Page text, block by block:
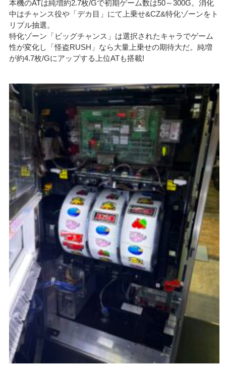
本機のATは純増約2.7枚/Gで初期ゲーム数は50～300G。消化
中はチャンス役や「デカ目」にて上乗せ&CZ&特化ゾーンをト
リプル抽選。
特化ゾーン「ビッグチャンス」は選択されたキャラでゲーム
性が変化し「怪盗RUSH」なら大量上乗せの期待大だ。純増
が約4.7枚/Gにアップする上位ATも搭載!